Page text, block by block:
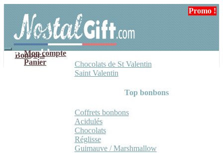
navigation
contenu
Mon compte
Panier
Bonbons
Chocolats de St Valentin
Saint Valentin
Top bonbons
Coffrets bonbons
Acidulés
Chocolats
Réglisse
Guimauve / Marshmallow
Promo !